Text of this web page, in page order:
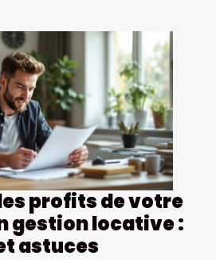
profits de votre
gestion locative :
astuces